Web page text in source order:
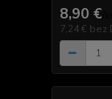
8,90 €
7,24 € bez